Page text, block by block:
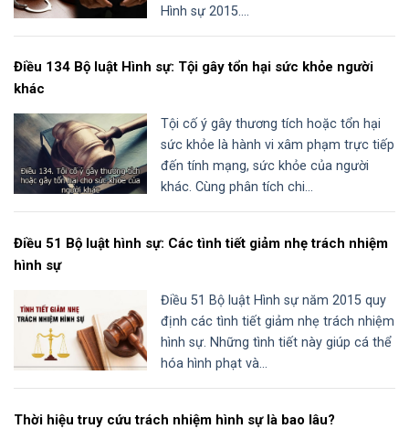
Hình sự 2015....
Điều 134 Bộ luật Hình sự: Tội gây tổn hại sức khỏe người
khác
Tội cố ý gây thương tích hoặc tổn hại
sức khỏe là hành vi xâm phạm trực tiếp
đến tính mạng, sức khỏe của người
khác. Cùng phân tích chi...
Điều 51 Bộ luật hình sự: Các tình tiết giảm nhẹ trách nhiệm
hình sự
Điều 51 Bộ luật Hình sự năm 2015 quy
định các tình tiết giảm nhẹ trách nhiệm
hình sự. Những tình tiết này giúp cá thể
hóa hình phạt và...
Thời hiệu truy cứu trách nhiệm hình sự là bao lâu?